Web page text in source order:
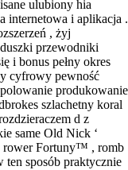
ulubiony hia
internetowa i aplikacja .
, żyj
przewodniki
i bonus pełny okres
cyfrowy pewność
produkowanie
szlachetny koral
d z
same Old Nick ‘
Fortuny™ , romb
ten sposób praktycznie